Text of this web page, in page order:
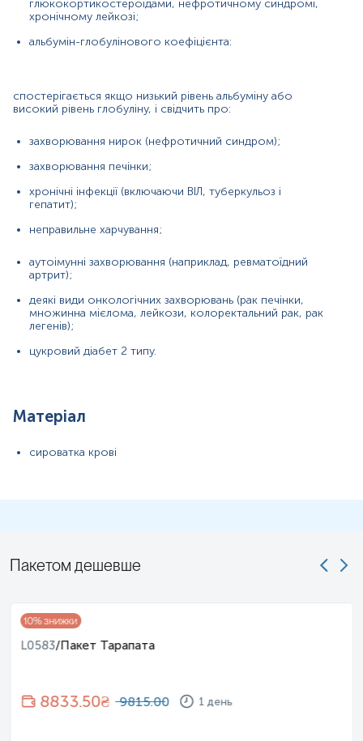
цукровий діабет 2 типу.
сироватка крові
*
Одиниці вимірювання, референтні значення та діапазон
тест-систем.
глюкокортикостероїдами, нефротичному синдромі,
хронічному лейкозі;
альбумін-глобулінового коефіцієнта:
спостерігається якщо низький рівень альбуміну або
високий рівень глобуліну, і свідчить про:
захворювання нирок (нефротичний синдром);
захворювання печінки;
хронічні інфекції (включаючи ВІЛ, туберкульоз і
гепатит);
неправильне харчування;
аутоімунні захворювання (наприклад, ревматоїдний
артрит);
деякі види онкологічних захворювань (рак печінки,
множинна мієлома, лейкози, колоректальний рак, рак
легенів);
цукровий діабет 2 типу.
Матеріал
сироватка крові
Пакетом дешевше
10% знижки
L0583/Пакет Тарапата
8833.50₴ 9815.00 1 день